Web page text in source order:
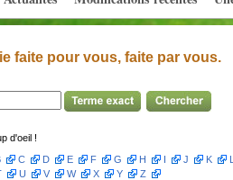
faite pour vous, faite par vous.
d'oeil !
C D E F G H I J K
U V W X Y Z